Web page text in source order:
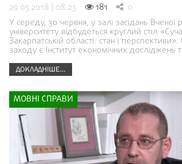
29.05.2018 | 08:23 181 0
У середу, 30 червня, у залі засідань
університету відбудеться круглий стіл
Закарпатській області: стан і
заходу є Інститут економічних досліджень
ДОКЛАДНІШЕ...
МОВНІ СПРАВИ